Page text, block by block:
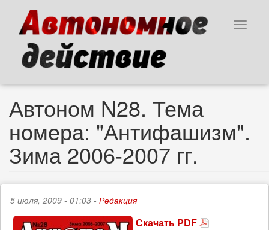
основному
содержанию
Toggle
Автоном N28. Тема
номера: "Антифашизм".
Зима 2006-2007 гг.
5 июля, 2009 - 01:03 - Редакция
Скачать PDF